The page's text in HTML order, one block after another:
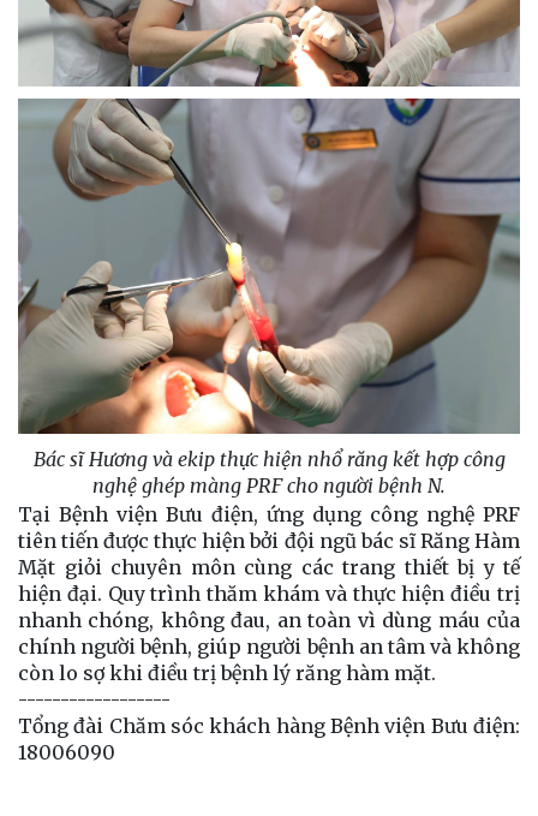
Bác sĩ Hương và ekip thực hiện nhổ răng kết hợp công
nghệ ghép màng PRF cho người bệnh N.
Tại Bệnh viện Bưu điện, ứng dụng công nghệ PRF
tiên tiến được thực hiện bởi đội ngũ bác sĩ Răng Hàm
Mặt giỏi chuyên môn cùng các trang thiết bị y tế
hiện đại. Quy trình thăm khám và thực hiện điều trị
nhanh chóng, không đau, an toàn vì dùng máu của
chính người bệnh, giúp người bệnh an tâm và không
còn lo sợ khi điều trị bệnh lý răng hàm mặt.
------------------
Tổng đài Chăm sóc khách hàng Bệnh viện Bưu điện:
18006090